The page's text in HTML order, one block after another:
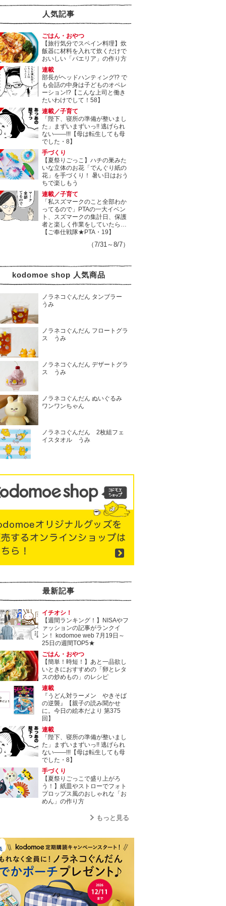
人気記事
ごはん・おやつ
【旅行気分でスペイン料理】炊
飯器に材料を入れて炊くだけで
おいしい「パエリア」の作り方
連載
部長がヘッドハンティング!? で
も会話の中身は子どものオペレ
ーション!?【こんな上司と働き
たいわけでして！58】
連載／子育て
「陛下、寝所の準備が整いまし
た」まずいまずいっ!! 逃げられ
ない――!!!【母は転生しても母
でした・8】
手づくり
【夏祭りごっこ】ハチの巣みた
いな立体のお花「でんぐり紙の
花」を手づくり！ 暑い日はおう
ちで楽しもう
連載／子育て
「私スズマークのこと全部わか
ってるので」PTAの一大イベン
ト、スズマークの集計日、保護
者と楽しく作業をしていたら…
【ご奉仕戦隊★PTA・19】
（7/31～8/7）
kodomoe shop 人気商品
ノラネコぐんだん タンブラー
うみ
ノラネコぐんだん フロートグラ
ス うみ
ノラネコぐんだん デザートグラ
ス うみ
ノラネコぐんだん ぬいぐるみ
ワンワンちゃん
ノラネコぐんだん 2枚組フェ
イスタオル うみ
最新記事
イチオシ！
【週間ランキング！】NISAやフ
ァッションの記事がランクイ
ン！ kodomoe web 7月19日～
25日の週間TOP5★
ごはん・おやつ
【簡単！時短！】あと一品欲し
いときにおすすめの「卵とレタ
スの炒めもの」のレシピ
連載
『うどん対ラーメン やきそば
の逆襲』【親子の読み聞かせ
に。今日の絵本だより 第375
回】
連載
「陛下、寝所の準備が整いまし
た」まずいまずいっ!! 逃げられ
ない――!!!【母は転生しても母
でした・8】
手づくり
【夏祭りごっこで盛り上がろ
う！】紙皿やストローでフォト
プロップス風のおしゃれな「お
めん」の作り方
もっと見る